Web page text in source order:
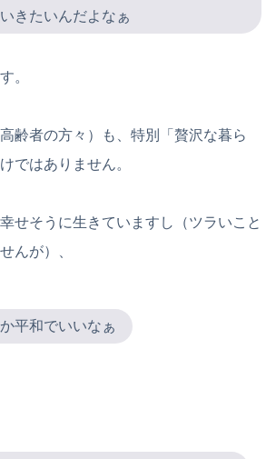
きたいんだよなぁ
。
齢者の方々）も、特別「贅沢な暮ら
ではありません。
せそうに生きていますし（ツラいこと
んが）、
平和でいいなぁ